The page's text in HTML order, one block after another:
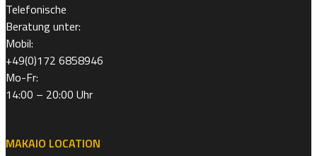
Telefonische
Beratung unter:
Mobil:
+49(0)172 6858946
Mo-Fr:
14:00 – 20:00 Uhr
MAKAIO LOCATION